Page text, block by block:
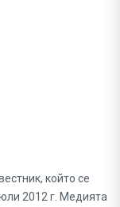
който се
2012 г. Медията